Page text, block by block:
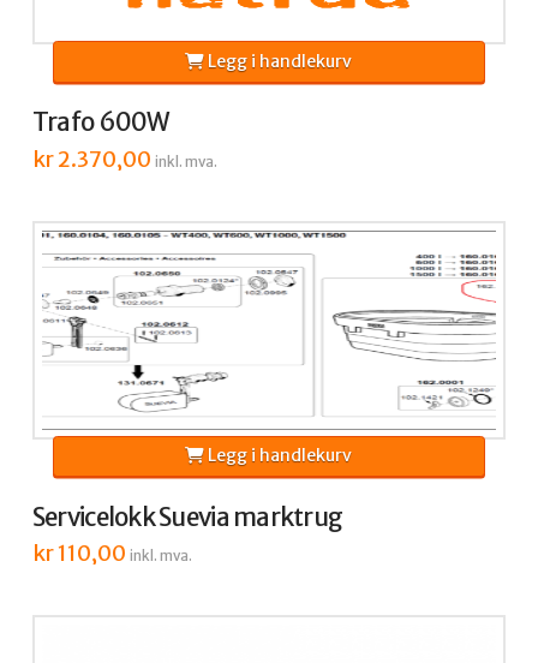
Trafo 600W
kr2.370,00 inkl. mva.
Legg i handlekurv
Servicelokk Suevia marktrug
kr110,00 inkl. mva.
Legg i handlekurv